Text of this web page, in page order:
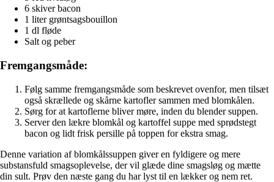
6 skiver bacon
1 liter grøntsagsbouillon
1 dl fløde
Salt og peber
Fremgangsmåde:
Følg samme fremgangsmåde som beskrevet ovenfor, men tilsæt
også skrællede og skårne kartofler sammen med blomkålen.
Sørg for at kartoflerne bliver møre, inden du blender suppen.
Server den lækre blomkål og kartoffel suppe med sprødstegt
bacon og lidt frisk persille på toppen for ekstra smag.
Denne variation af blomkålssuppen giver en fyldigere og mere
substansfuld smagsoplevelse, der vil glæde dine smagsløg og mætte
din sult. Prøv den næste gang du har lyst til en lækker og nem ret.